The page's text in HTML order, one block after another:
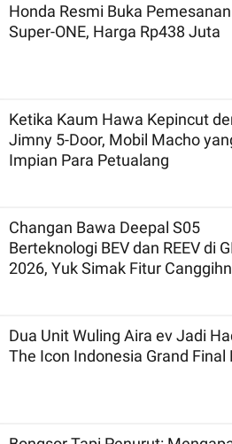
Honda Resmi Buka
Super-ONE, Harga Rp438 Juta
Ketika Kaum Hawa Kepincut
Jimny 5-Door, Mobil Macho
Impian Para Petualang
Changan Bawa Deepal S05
Berteknologi BEV dan REEV di
2026, Yuk Simak Fitur
Dua Unit Wuling Aira ev Jadi
The Icon Indonesia Grand Final